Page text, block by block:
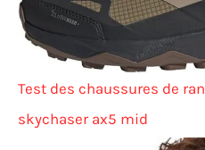
Test des chaussures de
skychaser ax5 mid